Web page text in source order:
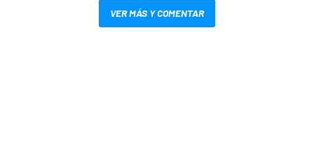
VER MÁS Y COMENTAR